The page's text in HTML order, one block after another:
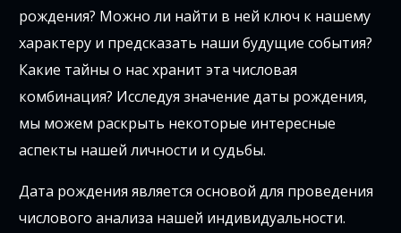
рождения? Можно ли найти в ней ключ к нашему
характеру и предсказать наши будущие события?
Какие тайны о нас хранит эта числовая
комбинация? Исследуя значение даты рождения,
мы можем раскрыть некоторые интересные
аспекты нашей личности и судьбы.
Дата рождения является основой для проведения
числового анализа нашей индивидуальности.